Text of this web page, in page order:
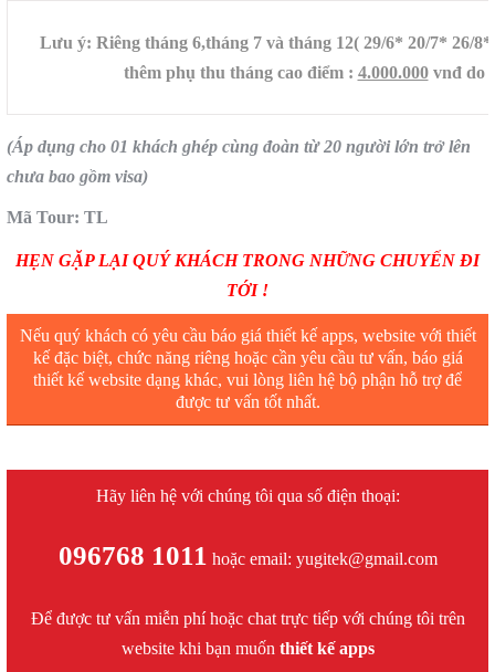
Lưu ý: Riêng tháng 6,tháng 7 và tháng 12( 29/6* 20/7* 26/8*
thêm phụ thu tháng cao điểm : 4.000.000vnđ do
(Áp dụng cho 01 khách ghép cùng đoàn từ 20 người lớn trở lên
chưa bao gồm visa)
Mã Tour: TL
HẸN GẶP LẠI QUÝ KHÁCH TRONG NHỮNG CHUYẾN ĐI
TỚI !
Nếu quý khách có yêu cầu báo giá thiết kế apps, website với thiết
kế đặc biệt, chức năng riêng hoặc cần yêu cầu tư vấn, báo giá
thiết kế website dạng khác, vui lòng liên hệ bộ phận hỗ trợ để
được tư vấn tốt nhất.
Hãy liên hệ với chúng tôi qua số điện thoại:
096768 1011 hoặc email: yugitek@gmail.com
Để được tư vấn miễn phí hoặc chat trực tiếp với chúng tôi trên
website khi bạn muốn thiết kế apps